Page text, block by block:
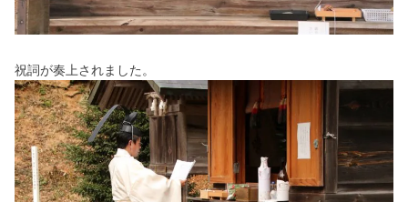
祝詞が奏上されました。